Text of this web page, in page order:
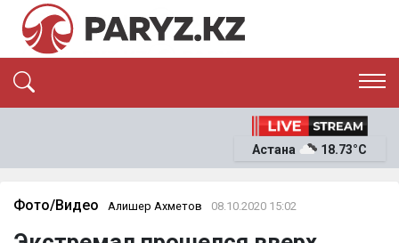
ЭКОНОМИКА
ОҚИҒА
News
Астана 18.73°C
Фото/Видео Алишер Ахметов 08.10.2020 15:02